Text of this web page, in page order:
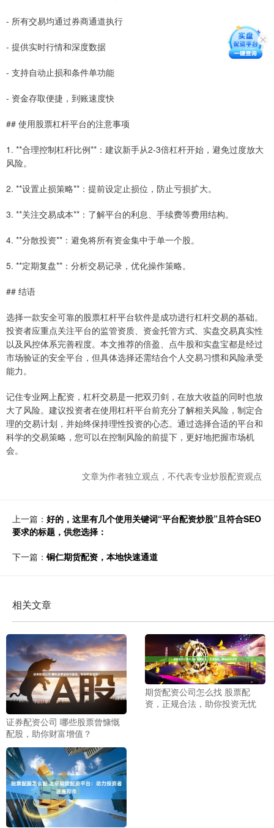
- 所有交易均通过券商通道执行
- 提供实时行情和深度数据
- 支持自动止损和条件单功能
- 资金存取便捷，到账速度快
## 使用股票杠杆平台的注意事项
1. **合理控制杠杆比例**：建议新手从2-3倍杠杆开始，避免过度放大
风险。
2. **设置止损策略**：提前设定止损位，防止亏损扩大。
3. **关注交易成本**：了解平台的利息、手续费等费用结构。
4. **分散投资**：避免将所有资金集中于单一个股。
5. **定期复盘**：分析交易记录，优化操作策略。
## 结语
选择一款安全可靠的股票杠杆平台软件是成功进行杠杆交易的基础。
投资者应重点关注平台的监管资质、资金托管方式、实盘交易真实性
以及风控体系完善程度。本文推荐的倍盈、点牛股和实盘宝都是经过
市场验证的安全平台，但具体选择还需结合个人交易习惯和风险承受
能力。
记住专业网上配资，杠杆交易是一把双刃剑，在放大收益的同时也放
大了风险。建议投资者在使用杠杆平台前充分了解相关风险，制定合
理的交易计划，并始终保持理性投资的心态。通过选择合适的平台和
科学的交易策略，您可以在控制风险的前提下，更好地把握市场机
会。
文章为作者独立观点，不代表专业炒股配资观点
上一篇： 好的，这里有几个使用关键词“平台配资炒股”且符合SEO
要求的标题，供您选择：
下一篇： 铜仁期货配资，本地快速通道
相关文章
证券配资公司 哪些股票曾慷慨
配股，助你财富增值？
期货配资公司怎么找 股票配
资，正规合法，助你投资无忧